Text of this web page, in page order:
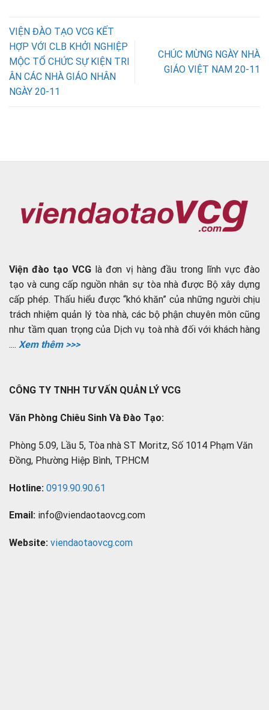
VIỆN ĐÀO TẠO VCG KẾT
HỢP VỚI CLB KHỞI NGHIỆP
MỘC TỔ CHỨC SỰ KIỆN TRI
ÂN CÁC NHÀ GIÁO NHÂN
NGÀY 20-11
CHÚC MỪNG NGÀY NHÀ
GIÁO VIỆT NAM 20-11
Viện đào tạo VCG là đơn vị hàng đầu trong lĩnh vực đào
tạo và cung cấp nguồn nhân sự tòa nhà được Bộ xây dựng
cấp phép. Thấu hiểu được “khó khăn” của những người chịu
trách nhiệm quản lý tòa nhà, các bộ phận chuyên môn cũng
như tầm quan trọng của Dịch vụ toà nhà đối với khách hàng
.... Xem thêm >>>
CÔNG TY TNHH TƯ VẤN QUẢN LÝ VCG
Văn Phòng Chiêu Sinh Và Đào Tạo:
Phòng 5.09, Lầu 5, Tòa nhà ST Moritz, Số 1014 Phạm Văn
Đồng, Phường Hiệp Bình, TP.HCM
Hotline: 0919.90.90.61
Email: info@viendaotaovcg.com
Website: viendaotaovcg.com